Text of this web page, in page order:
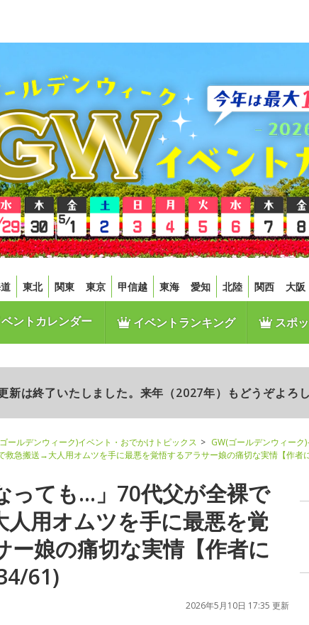
東北 関東 東京 甲信越 東海 愛知 北陸 関西 大阪
ントカレンダー イベントランキング スポ
新は終了いたしました。来年（2027年）もどうぞよろし
ールデンウィーク)イベント・おでかけトピックス
GW(ゴールデンウィーク
救急搬送→大人用オムツを手に最悪を覚悟するアラサー娘の痛切な実情【作者
っても…」70代父が全裸で
用オムツを手に最悪を覚
ー娘の痛切な実情【作者に
61)
2026年5月10日 17:35 更新